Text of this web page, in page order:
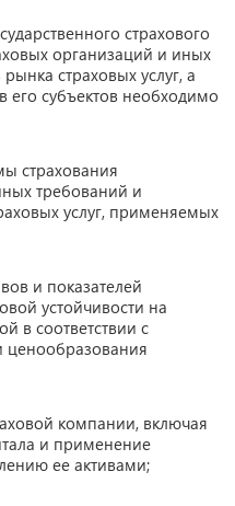
страхового
организаций и иных
страховых услуг, а
его субъектов необходимо
страхования
требований и
услуг, применяемых
и показателей
устойчивости на
в соответствии с
компании, включая
и применение
ее активами;